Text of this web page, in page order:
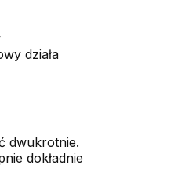
działa
dwukrotnie.
dokładnie